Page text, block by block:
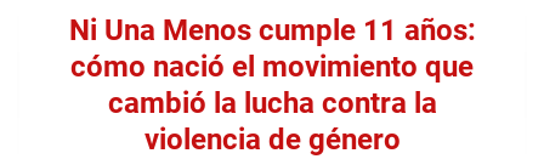
Ni Una Menos cumple 11 años:
cómo nació el movimiento que
cambió la lucha contra la
violencia de género